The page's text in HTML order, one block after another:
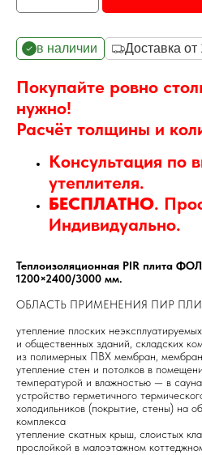
в наличии Доставка
Покупайте ровно
нужно!
Расчёт толщины и
Консультация по
утеплителя.
БЕСПЛАТНО.
Индивидуально.
Теплоизоляционная PIR плита
1200×2400/3000 мм.
ОБЛАСТЬ ПРИМЕНЕНИЯ ПИР
утепление плоских
и общественных зданий, складских
из полимерных ПВХ мембран,
утепление стен и потолков в
температурой и влажностью — в
устройство герметичного
холодильников (покрытие, стены) на
комплекса
утепление скатных крыш, слоистых
прослойкой в малоэтажном